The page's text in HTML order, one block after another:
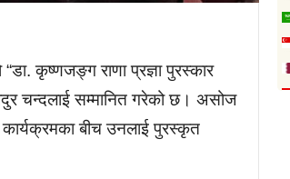
कृष्णजङ्ग राणा प्रज्ञा पुरस्कार
चन्दलाई सम्मानित गरेको छ। असोज
बीच उनलाई पुरस्कृत